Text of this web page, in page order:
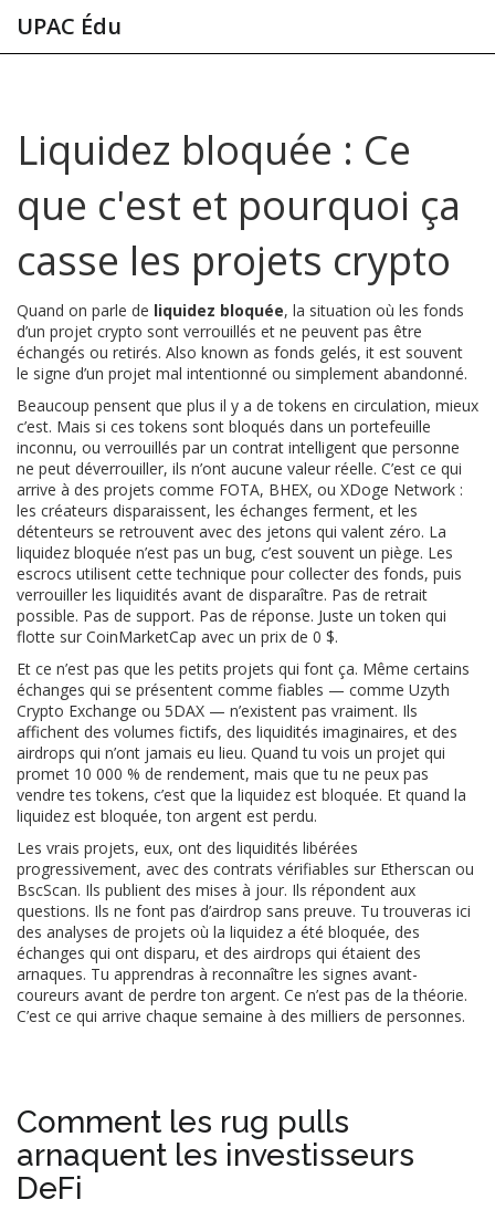
UPAC Édu
Liquidez bloquée : Ce
que c'est et pourquoi ça
casse les projets crypto
Quand on parle de liquidez bloquée, la situation où les fonds
d’un projet crypto sont verrouillés et ne peuvent pas être
échangés ou retirés. Also known as fonds gelés, it est souvent
le signe d’un projet mal intentionné ou simplement abandonné.
Beaucoup pensent que plus il y a de tokens en circulation, mieux
c’est. Mais si ces tokens sont bloqués dans un portefeuille
inconnu, ou verrouillés par un contrat intelligent que personne
ne peut déverrouiller, ils n’ont aucune valeur réelle. C’est ce qui
arrive à des projets comme FOTA, BHEX, ou XDoge Network :
les créateurs disparaissent, les échanges ferment, et les
détenteurs se retrouvent avec des jetons qui valent zéro. La
liquidez bloquée n’est pas un bug, c’est souvent un piège. Les
escrocs utilisent cette technique pour collecter des fonds, puis
verrouiller les liquidités avant de disparaître. Pas de retrait
possible. Pas de support. Pas de réponse. Juste un token qui
flotte sur CoinMarketCap avec un prix de 0 $.
Et ce n’est pas que les petits projets qui font ça. Même certains
échanges qui se présentent comme fiables — comme Uzyth
Crypto Exchange ou 5DAX — n’existent pas vraiment. Ils
affichent des volumes fictifs, des liquidités imaginaires, et des
airdrops qui n’ont jamais eu lieu. Quand tu vois un projet qui
promet 10 000 % de rendement, mais que tu ne peux pas
vendre tes tokens, c’est que la liquidez est bloquée. Et quand la
liquidez est bloquée, ton argent est perdu.
Les vrais projets, eux, ont des liquidités libérées
progressivement, avec des contrats vérifiables sur Etherscan ou
BscScan. Ils publient des mises à jour. Ils répondent aux
questions. Ils ne font pas d’airdrop sans preuve. Tu trouveras ici
des analyses de projets où la liquidez a été bloquée, des
échanges qui ont disparu, et des airdrops qui étaient des
arnaques. Tu apprendras à reconnaître les signes avant-
coureurs avant de perdre ton argent. Ce n’est pas de la théorie.
C’est ce qui arrive chaque semaine à des milliers de personnes.
Comment les rug pulls
arnaquent les investisseurs
DeFi